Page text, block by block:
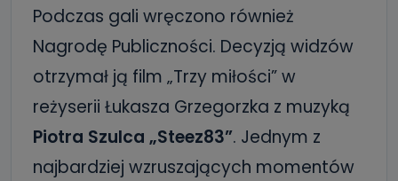
Podczas gali wręczono również
Nagrodę Publiczności. Decyzją widzów
otrzymał ją film „Trzy miłości” w
reżyserii Łukasza Grzegorzka z muzyką
Piotra Szulca „Steez83”. Jednym z
najbardziej wzruszających momentów